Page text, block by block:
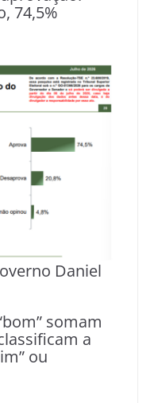
74,5%
Daniel
somam
a
ou